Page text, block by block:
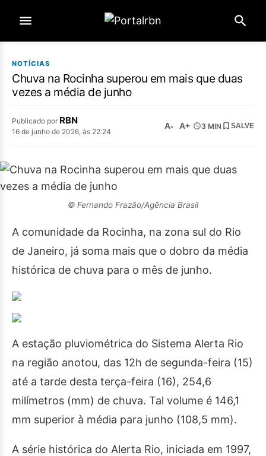
NOTÍCIAS
Chuva na Rocinha superou em mais que duas
vezes a média de junho
Publicado por RBN
16 de junho de 2026, às 22:24
A- A+ 3 MIN SALVE
© Fernando Frazão/Agência Brasil
A comunidade da Rocinha, na zona sul do Rio
de Janeiro, já soma mais que o dobro da média
histórica de chuva para o mês de junho.
A estação pluviométrica do Sistema Alerta Rio
na região anotou, das 12h de segunda-feira (15)
até a tarde desta terça-feira (16), 254,6
milímetros (mm) de chuva. Tal volume é 146,1
mm superior à média para junho (108,5 mm).
A série histórica do Alerta Rio, iniciada em 1997,